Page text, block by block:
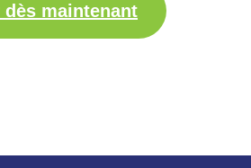
dès maintenant